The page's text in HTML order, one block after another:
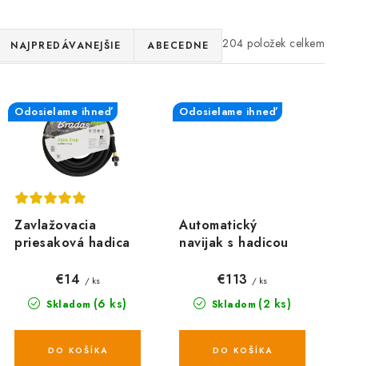
204
NAJPREDÁVANEJŠIE ABECEDNE
Zavlažovacia
priesaková hadica
DROP 1/2", 25 m
Odosielame ihneď
Skladom (6 ks)
€14 / ks
DO KOŠÍKA
Automatický
navijak s hadicou
príslušenstvom
BLACK LINE
Odosielame ihneď
Skladom (2 ks)
€113 / ks
DO KOŠÍKA